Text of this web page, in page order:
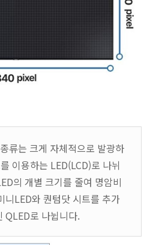
류는 크게 자체적으로 발광하
이용하는 LED(LCD)로 나뉘
의 개별 크기를 줄여 명암비
니LED와 퀀텀닷 시트를 추가
QLED로 나뉩니다.